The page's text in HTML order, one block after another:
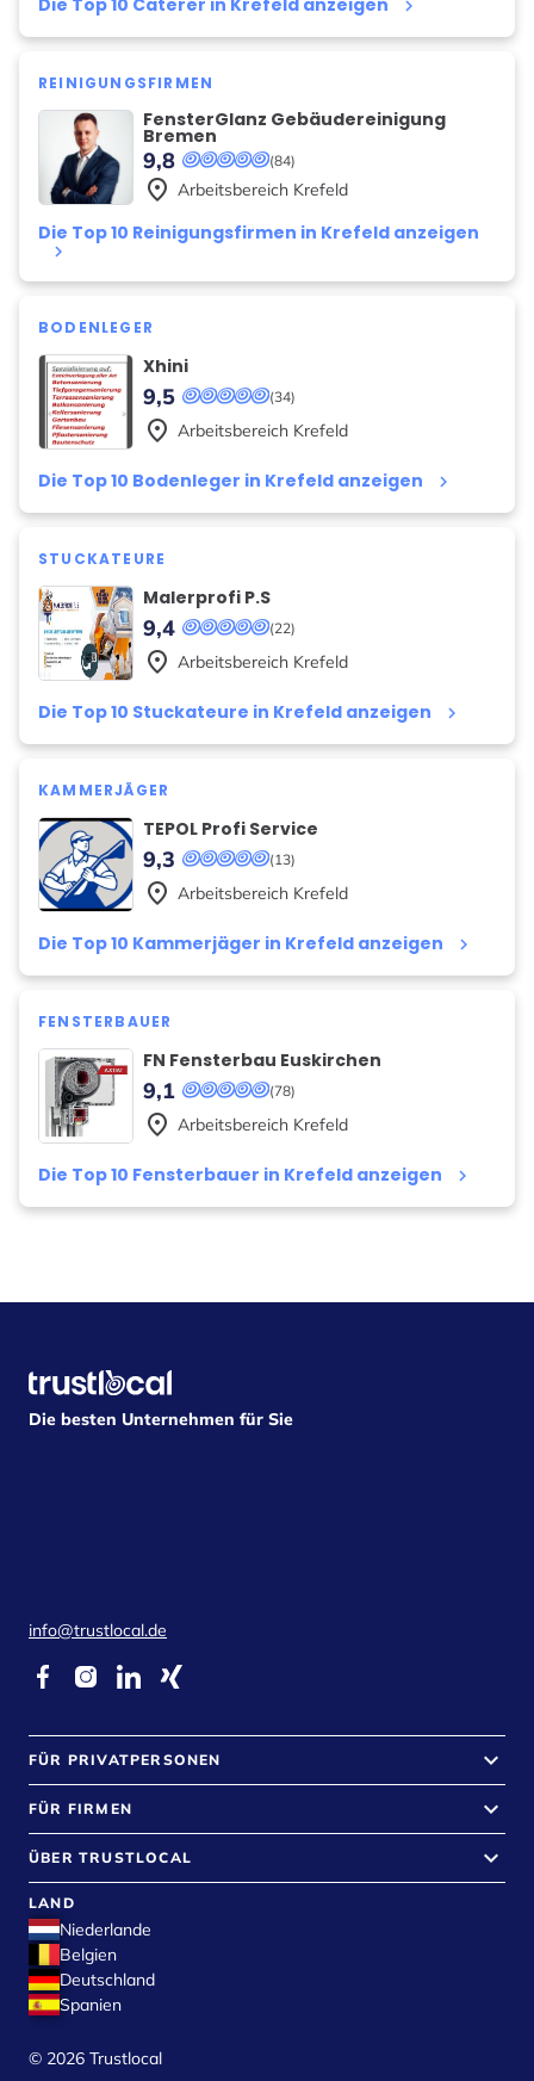
Die Top 10 Caterer in Krefeld anzeigen keyboard_arrow_right
REINIGUNGSFIRMEN
FensterGlanz Gebäudereinigung
Bremen
(84)
9,8
Die Top 10 Reinigungsfirmen in Krefeld anzeigen
keyboard_arrow_right
place Arbeitsbereich Krefeld
BODENLEGER
Xhini
(34)
9,5
Die Top 10 Bodenleger in Krefeld anzeigen keyboard_arrow_right
place Arbeitsbereich Krefeld
STUCKATEURE
Malerprofi P.S
(22)
9,4
Die Top 10 Stuckateure in Krefeld anzeigen keyboard_arrow_right
place Arbeitsbereich Krefeld
KAMMERJÄGER
TEPOL Profi Service
(13)
9,3
Die Top 10 Kammerjäger in Krefeld anzeigen keyboard_arrow_right
place Arbeitsbereich Krefeld
FENSTERBAUER
FN Fensterbau Euskirchen
(78)
9,1
Die Top 10 Fensterbauer in Krefeld anzeigen keyboard_arrow_right
place Arbeitsbereich Krefeld
Die besten Unternehmen für Sie
info@trustlocal.de
FÜR PRIVATPERSONEN keyboard_arrow_down
FÜR FIRMEN keyboard_arrow_down
ÜBER TRUSTLOCAL keyboard_arrow_down
LAND
Niederlande
Belgien
Deutschland
Spanien
© 2026 Trustlocal